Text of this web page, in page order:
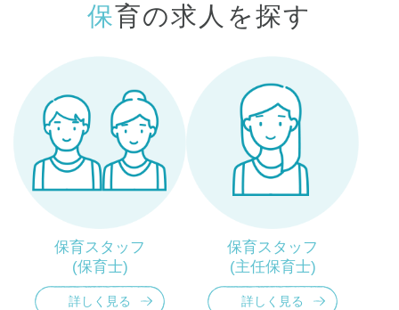
保育の求人を探す
保育スタッフ
(保育士)
詳しく見る
保育スタッフ
(主任保育士)
詳しく見る